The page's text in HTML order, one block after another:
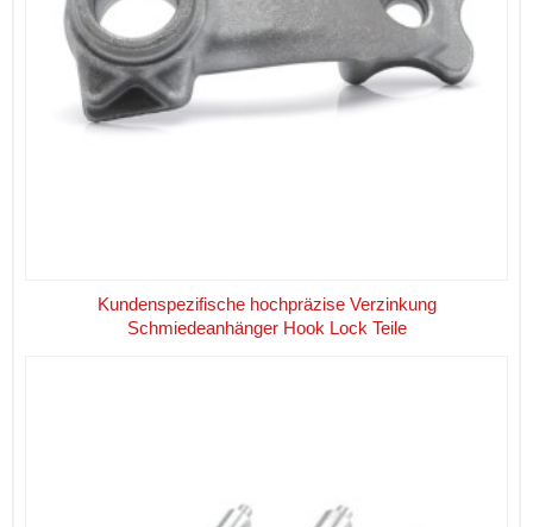
Kundenspezifische hochpräzise Verzinkung
Schmiedeanhänger Hook Lock Teile